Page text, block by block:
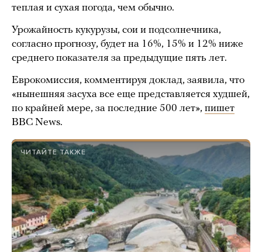
теплая и сухая погода, чем обычно.
Урожайность кукурузы, сои и подсолнечника,
согласно прогнозу, будет на 16%, 15% и 12% ниже
среднего показателя за предыдущие пять лет.
Еврокомиссия, комментируя доклад, заявила, что
«нынешняя засуха все еще представляется худшей,
по крайней мере, за последние 500 лет», пишет
BBC News.
ЧИТАЙТЕ ТАКЖЕ